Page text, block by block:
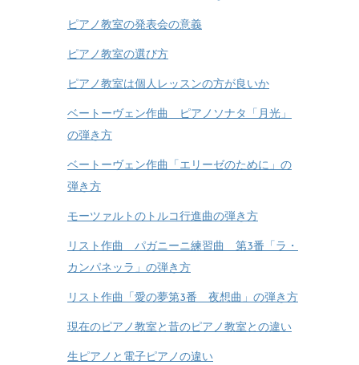
ピアノ教室の発表会の意義
ピアノ教室の選び方
ピアノ教室は個人レッスンの方が良いか
ベートーヴェン作曲 ピアノソナタ「月光」
の弾き方
ベートーヴェン作曲「エリーゼのために」の
弾き方
モーツァルトのトルコ行進曲の弾き方
リスト作曲 パガニーニ練習曲 第3番「ラ・
カンパネッラ」の弾き方
リスト作曲「愛の夢第3番 夜想曲」の弾き方
現在のピアノ教室と昔のピアノ教室との違い
生ピアノと電子ピアノの違い